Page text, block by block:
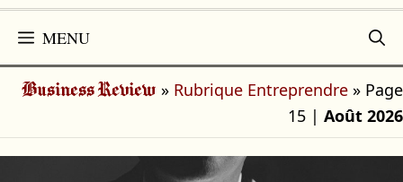
MENU
Business Review » Rubrique Entreprendre » Page
15 | Août 2026